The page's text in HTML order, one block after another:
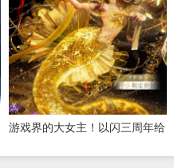
游戏界的大女主！以闪三周年给
我看爽了，尤其是美杜莎，强推